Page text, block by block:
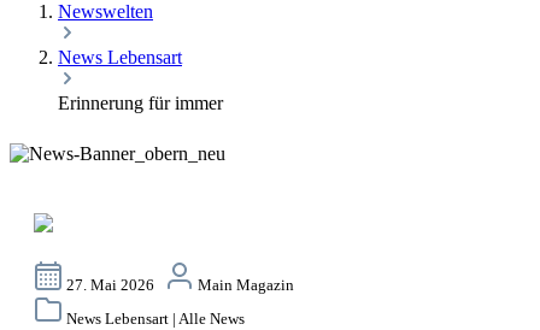
Newswelten
News Lebensart
Erinnerung für immer
27. Mai 2026
Main Magazin
News Lebensart | Alle News